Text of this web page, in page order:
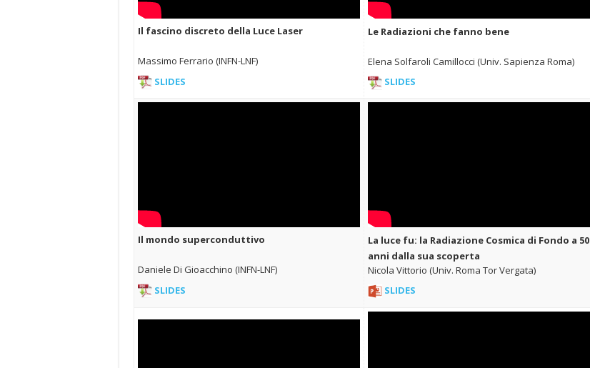
Il fascino discreto della Luce Laser
Massimo Ferrario (INFN-LNF)
SLIDES
Le Radiazioni che fanno bene
Elena Solfaroli Camillocci (Univ. Sapienza Roma)
SLIDES
Il mondo superconduttivo
Daniele Di Gioacchino (INFN-LNF)
SLIDES
La luce fu: la Radiazione Cosmica di Fondo a 50
anni dalla sua scoperta
Nicola Vittorio (Univ. Roma Tor Vergata)
SLIDES